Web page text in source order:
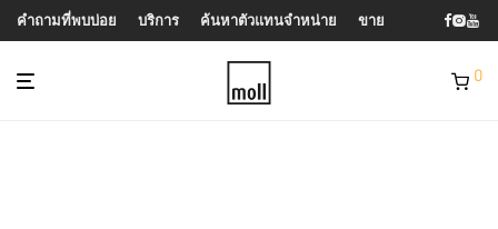
คำถามที่พบบ่อย บริการ ค้นหาตัวแทนจำหน่าย ขาย
0